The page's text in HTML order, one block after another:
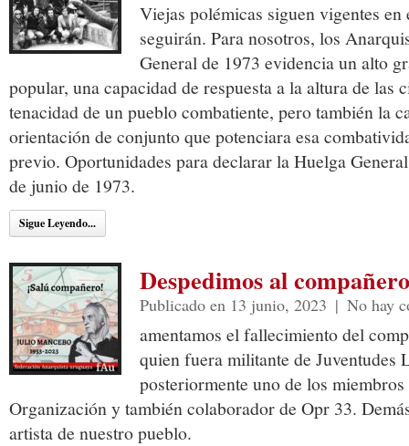
Viejas polémicas siguen vigentes
seguirán. Para nosotros, los
General de 1973 evidencia un alto
popular, una capacidad de respuesta a la altura de las
tenacidad de un pueblo combatiente, pero también la
orientación de conjunto que potenciara esa
previo. Oportunidades para declarar la Huelga
de junio de 1973.
Sigue Leyendo...
Despedimos al
Publicado en 13 junio, 2023 | No hay
amentamos el fallecimiento del
quien fuera militante de Juventudes
posteriormente uno de los
Organización y también colaborador de Opr 33.
artista de nuestro pueblo.